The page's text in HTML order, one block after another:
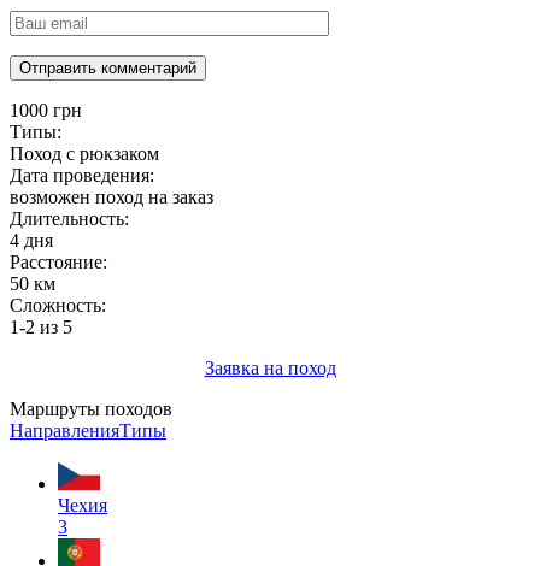
1000 грн
Типы:
Поход с рюкзаком
Дата проведения:
возможен поход на заказ
Длительность:
4 дня
Расстояние:
50 км
Сложность:
1-2 из 5
Заявка на поход
Маршруты походов
НаправленияТипы
Чехия
3